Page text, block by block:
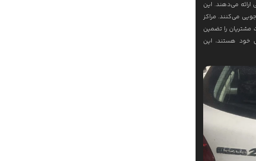
ارائه می‌دهند. این
می‌کنند. مراکز
مشتریان را تضمین
خود هستند، این